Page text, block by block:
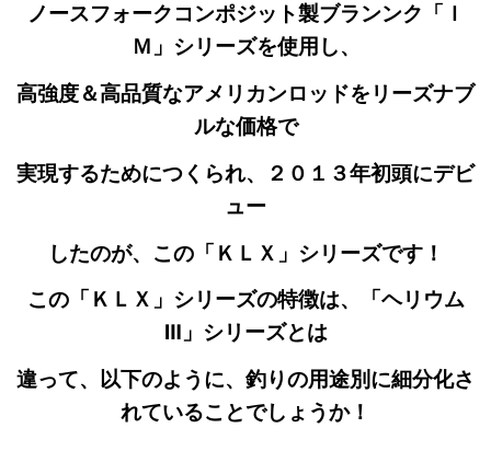
ノースフォークコンポジット製ブランンク「Ｉ
Ｍ」シリーズを使用し、
高強度＆高品質なアメリカンロッドをリーズナブ
ルな価格で
実現するためにつくられ、２０１３年初頭にデビ
ュー
したのが、この「ＫＬＸ」シリーズです！
この「ＫＬＸ」シリーズの特徴は、「ヘリウム
Ⅲ」シリーズとは
違って、以下のように、釣りの用途別に細分化さ
れていることでしょうか！